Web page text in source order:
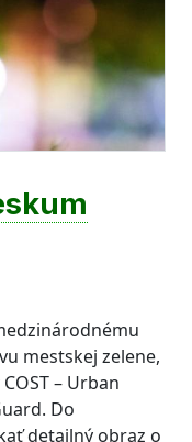
mestskej zelene,
– Urban
Do
detailný obraz o